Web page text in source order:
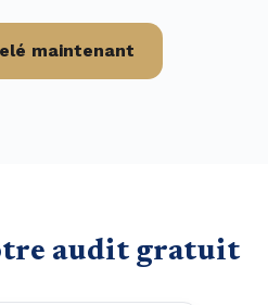
maintenant
audit gratuit